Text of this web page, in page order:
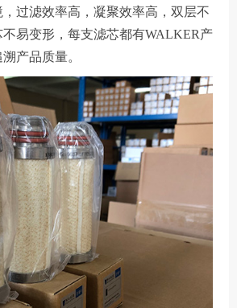
过滤效率高，凝聚效率高，双层不
易变形，每支滤芯都有WALKER产
产品质量。